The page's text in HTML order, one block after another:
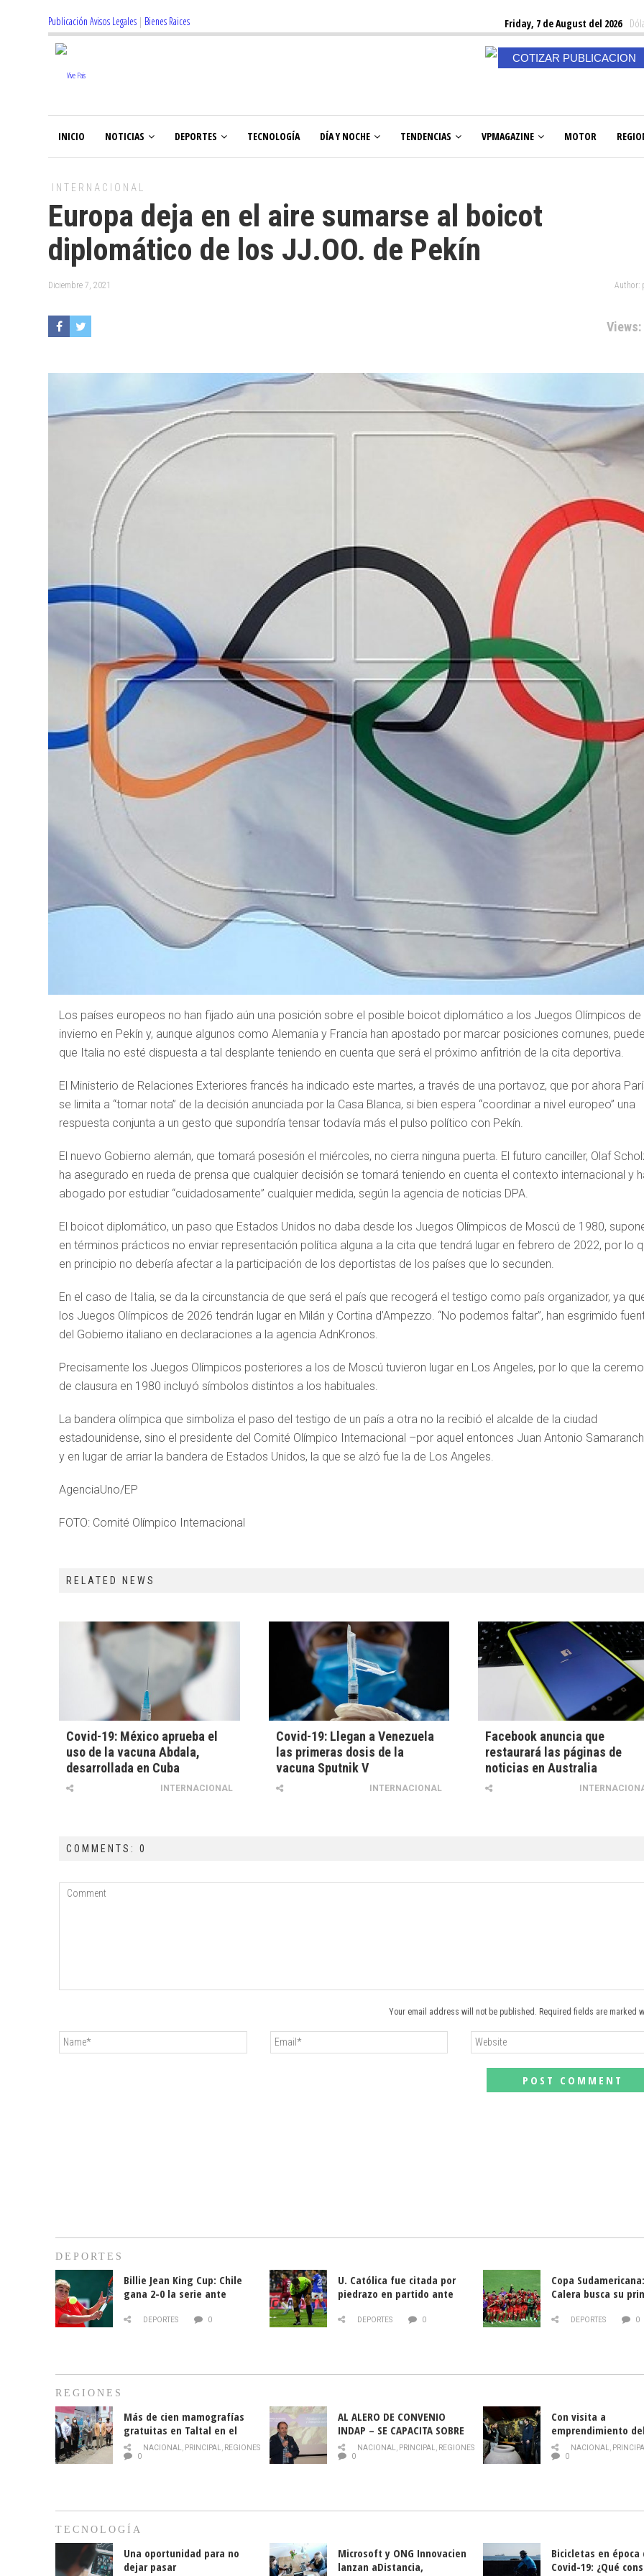
Publicación Avisos Legales | Bienes Raices Friday, 7 de August del 2026
COTIZAR PUBLICACION
INICIO NOTICIAS DEPORTES TECNOLOGÍA DÍA Y NOCHE TENDENCIAS VPMAGAZINE MOTOR
INTERNACIONAL
Europa deja en el aire sumarse al boicot
diplomático de los JJ.OO. de Pekín
Diciembre 7, 2021 Author:
Views:
Los países europeos no han fijado aún una posición sobre el posible boicot diplomático a los Juegos Olímpicos de
invierno en Pekín y, aunque algunos como Alemania y Francia han apostado por marcar posiciones comunes,
que Italia no esté dispuesta a tal desplante teniendo en cuenta que será el próximo anfitrión de la cita deportiva.
El Ministerio de Relaciones Exteriores francés ha indicado este martes, a través de una portavoz, que por ahora
se limita a “tomar nota” de la decisión anunciada por la Casa Blanca, si bien espera “coordinar a nivel europeo” una
respuesta conjunta a un gesto que supondría tensar todavía más el pulso político con Pekín.
El nuevo Gobierno alemán, que tomará posesión el miércoles, no cierra ninguna puerta. El futuro canciller, Olaf
ha asegurado en rueda de prensa que cualquier decisión se tomará teniendo en cuenta el contexto internacional y
abogado por estudiar “cuidadosamente” cualquier medida, según la agencia de noticias DPA.
El boicot diplomático, un paso que Estados Unidos no daba desde los Juegos Olímpicos de Moscú de 1980,
en términos prácticos no enviar representación política alguna a la cita que tendrá lugar en febrero de 2022, por lo
en principio no debería afectar a la participación de los deportistas de los países que lo secunden.
En el caso de Italia, se da la circunstancia de que será el país que recogerá el testigo como país organizador, ya
los Juegos Olímpicos de 2026 tendrán lugar en Milán y Cortina d’Ampezzo. “No podemos faltar”, han esgrimido
del Gobierno italiano en declaraciones a la agencia AdnKronos.
Precisamente los Juegos Olímpicos posteriores a los de Moscú tuvieron lugar en Los Angeles, por lo que la
de clausura en 1980 incluyó símbolos distintos a los habituales.
La bandera olímpica que simboliza el paso del testigo de un país a otra no la recibió el alcalde de la ciudad
estadounidense, sino el presidente del Comité Olímpico Internacional –por aquel entonces Juan Antonio
y en lugar de arriar la bandera de Estados Unidos, la que se alzó fue la de Los Angeles.
AgenciaUno/EP
FOTO: Comité Olímpico Internacional
RELATED NEWS
Covid-19: México aprueba el
uso de la vacuna Abdala,
desarrollada en Cuba
INTERNACIONAL
Covid-19: Llegan a Venezuela
las primeras dosis de la
vacuna Sputnik V
INTERNACIONAL
Facebook anuncia que
restaurará las páginas de
noticias en Australia
COMMENTS: 0
Your email address will not be published. Required fields are marked
DEPORTES
Billie Jean King Cup: Chile
gana 2-0 la serie ante
DEPORTES 0
U. Católica fue citada por
piedrazo en partido ante
DEPORTES 0
Copa
Calera busca su
DEPORTES 0
REGIONES
Más de cien mamografías
gratuitas en Taltal en el
mes de la prevención del
cáncer de mama
NACIONAL, PRINCIPAL, REGIONES
0
AL ALERO DE CONVENIO
INDAP – SE CAPACITA SOBRE
PLAGA DROSOPHILA SUZUKII
NACIONAL, PRINCIPAL, REGIONES
0
Con visita a
emprendimiento
y llamado al
historia campesina
NACIONAL,
0
TECNOLOGÍA
Una oportunidad para no
dejar pasar
Microsoft y ONG Innovacien
lanzan aDistancia,
Bicicletas en época
Covid-19: ¿Qué